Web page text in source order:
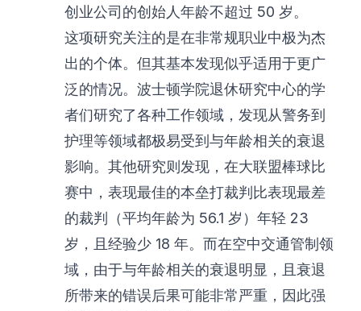
创业公司的创始人年龄不超过 50 岁。
这项研究关注的是在非常规职业中极为杰
出的个体。但其基本发现似乎适用于更广
泛的情况。波士顿学院退休研究中心的学
者们研究了各种工作领域，发现从警务到
护理等领域都极易受到与年龄相关的衰退
影响。其他研究则发现，在大联盟棒球比
赛中，表现最佳的本垒打裁判比表现最差
的裁判（平均年龄为 56.1 岁）年轻 23
岁，且经验少 18 年。而在空中交通管制领
域，由于与年龄相关的衰退明显，且衰退
所带来的错误后果可能非常严重，因此强